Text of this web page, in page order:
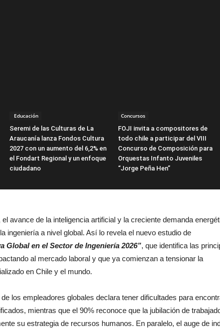
Educación
Seremi de las Culturas de La
Araucanía lanza Fondos Cultura
2027 con un aumento del 6,2% en
el Fondart Regional y un enfoque
ciudadano
Concursos
FOJI invita a compositores de
todo chile a participar del VIII
Concurso de Composición para
Orquestas Infanto Juveniles
“Jorge Peña Hen”
avance de la inteligencia artificial y la creciente demanda
ingeniería a nivel global. Así lo revela el nuevo estudio de
Global en el Sector de Ingeniería 2026”, que identifica las
al mercado laboral y que ya comienzan a tensionar la
en Chile y el mundo.
los empleadores globales declara tener dificultades para
mientras que el 90% reconoce que la jubilación de
su estrategia de recursos humanos. En paralelo, el auge de